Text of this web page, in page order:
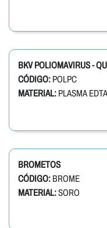
BKV POLIOMAVIRUS -
CÓDIGO: POLPC
MATERIAL: PLASMA EDTA
BROMETOS
CÓDIGO: BROME
MATERIAL:SORO